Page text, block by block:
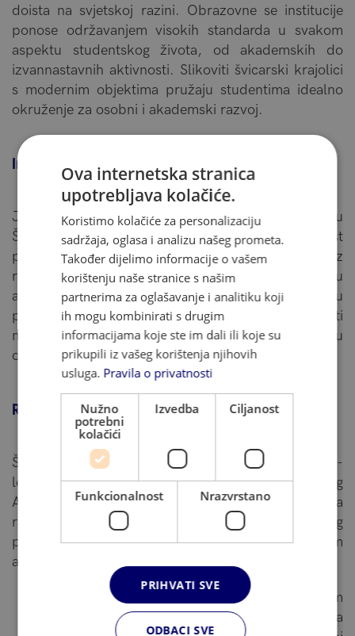
doista na svjetskoj razini. Obrazovne se institucije
ponose održavanjem visokih standarda u svakom
aspektu studentskog života, od akademskih do
izvannastavnih aktivnosti. Slikoviti švicarski krajolici
s modernim objektima pružaju studentima idealno
okruženje za osobni i akademski razvoj.
Individualni pristup
Jedan od glavnih razloga zašto su internati u
Švicarskoj visoko cijenjeni jest njihova predanost
pružanju individualnog pristupa obrazovanju. Uz
relativno malen broj učenika u razredu i obiteljsku
atmosferu, svaki učenik dobiva personaliziranu
pažnju i podršku. Ova metoda osigurava da studenti
mogu ostvariti svoj puni potencijal i istaknuti se u
odabranom području ili predmetima.
Različiti obrazovni programi
Švicarska nudi niz obrazovnih programa, od A-
levels do International Baccalaureate (IB), njemačkog
Abitur programa i američke diplome. Ova
raznolikost omogućuje studentima odabir studijskog
programa koji najbolje odgovara njihovim
akademskim i profesionalnim aspiracijama.
Naš idilični kampus skriven je u prekrasnom
planinskom gradiću Leysinu. Studentima pruža
Ova internetska stranica
upotrebljava kolačiće.
Koristimo kolačiće za personalizaciju
sadržaja, oglasa i analizu našeg prometa.
Također dijelimo informacije o vašem
korištenju naše stranice s našim
partnerima za oglašavanje i analitiku koji
ih mogu kombinirati s drugim
informacijama koje ste im dali ili koje su
prikupili iz vašeg korištenja njihovih
usluga. Pravila o privatnosti
Nužno
potrebni
kolačići
Izvedba Ciljanost
Funkcionalnost Nrazvrstano
PRIHVATI SVE
ODBACI SVE